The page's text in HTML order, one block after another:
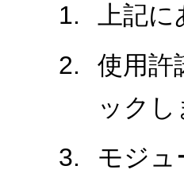
上記
使用許
ックし
モジュ